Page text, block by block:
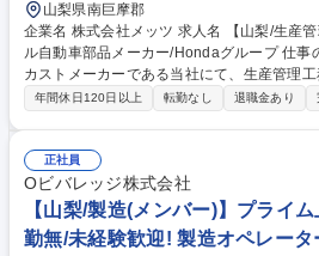
山梨県南巨摩郡
企業名 株式会社メッツ 求人名 【山梨/生産管理工務】年休121日/グローバ
ル自動車部品メーカー/Hondaグループ 仕事の内容 Hondaグループでダイ
カストメーカーである当社にて、生産管理工務を
や加工機から払い出され製品が収納された
ために準備しているトラックの積み込み時間
備する業務。 募集職種 【山梨/生産管理工務】年休121日/グローバル自動
車部品メーカー/Hondaグループ
年間休日120日以上 転勤なし 退職金あり
正社員
Oビバレッジ株式会社
【山梨/製造(メンバー)】プライ
勤無/未経験歓迎! 製造オペレータ